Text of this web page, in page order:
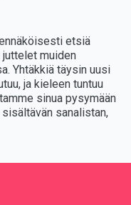
etsiä
juttelet muiden
Yhtäkkiä täysin uusi
ja kieleen tuntuu
sinua pysymään
sanalistan,